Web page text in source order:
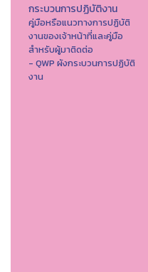
กระบวนการปฏิบัติงาน
คู่มือหรือแนวทางการปฏิบัติ
งานของเจ้าหน้าที่และคู่มือ
สำหรับผู้มาติดต่อ
- QWP ผังกระบวนการปฏิบัติ
งาน